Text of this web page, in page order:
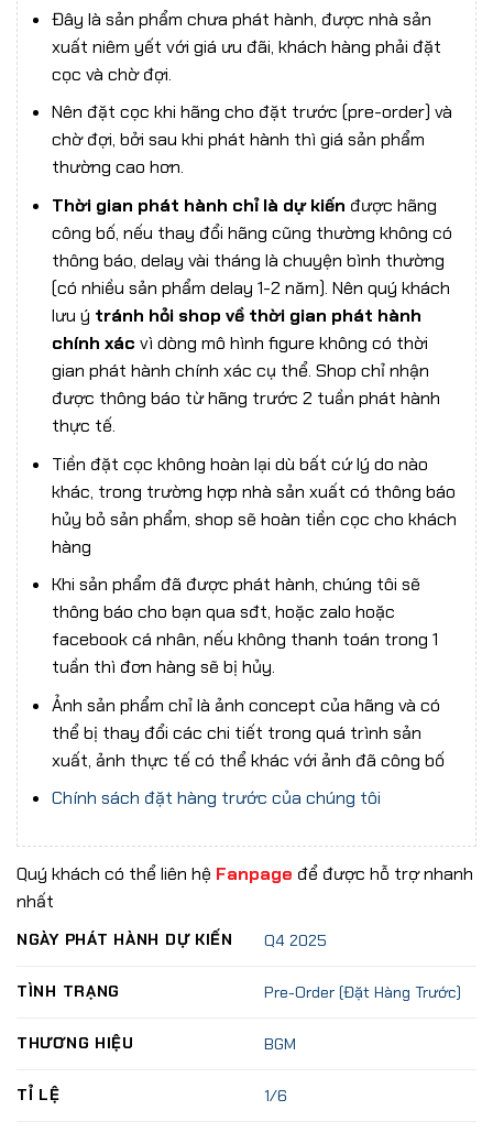
Đây là sản phẩm chưa phát hành, được nhà sản
xuất niêm yết với giá ưu đãi, khách hàng phải đặt
cọc và chờ đợi.
Nên đặt cọc khi hãng cho đặt trước (pre-order) và
chờ đợi, bởi sau khi phát hành thì giá sản phẩm
thường cao hơn.
Thời gian phát hành chỉ là dự kiến được hãng
công bố, nếu thay đổi hãng cũng thường không có
thông báo, delay vài tháng là chuyện bình thường
(có nhiều sản phẩm delay 1-2 năm). Nên quý khách
lưu ý tránh hỏi shop về thời gian phát hành
chính xác vì dòng mô hình figure không có thời
gian phát hành chính xác cụ thể. Shop chỉ nhận
được thông báo từ hãng trước 2 tuần phát hành
thực tế.
Tiền đặt cọc không hoàn lại dù bất cứ lý do nào
khác, trong trường hợp nhà sản xuất có thông báo
hủy bỏ sản phẩm, shop sẽ hoàn tiền cọc cho khách
hàng
Khi sản phẩm đã được phát hành, chúng tôi sẽ
thông báo cho bạn qua sđt, hoặc zalo hoặc
facebook cá nhân, nếu không thanh toán trong 1
tuần thì đơn hàng sẽ bị hủy.
Ảnh sản phẩm chỉ là ảnh concept của hãng và có
thể bị thay đổi các chi tiết trong quá trình sản
xuất, ảnh thực tế có thể khác với ảnh đã công bố
Chính sách đặt hàng trước của chúng tôi
Quý khách có thể liên hệ Fanpage để được hỗ trợ nhanh
nhất
NGÀY PHÁT HÀNH DỰ KIẾN Q4 2025
TÌNH TRẠNG Pre-Order (Đặt Hàng Trước)
THƯƠNG HIỆU BGM
TỈ LỆ 1/6